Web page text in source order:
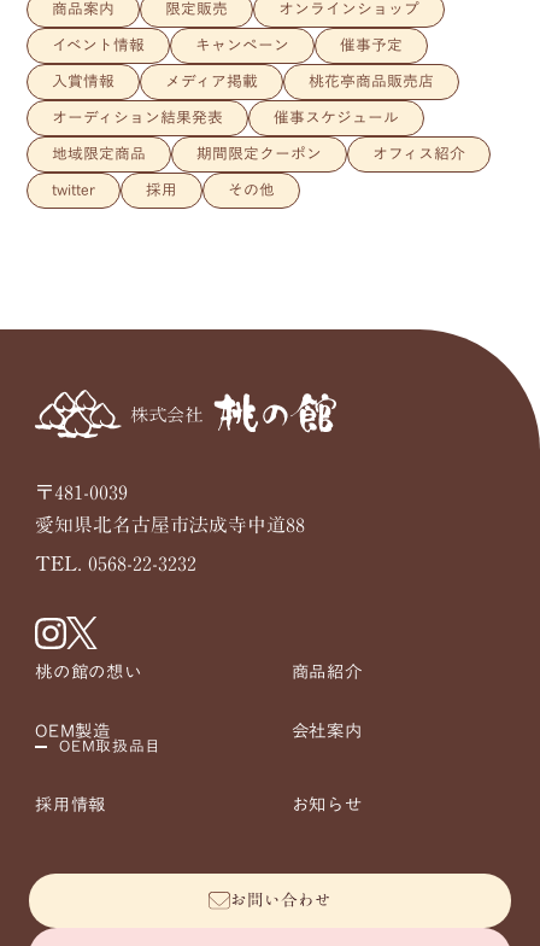
商品案内 限定販売 オンラインショップ
イベント情報 キャンペーン 催事予定
入賞情報 メディア掲載 桃花亭商品販売店
オーディション結果発表 催事スケジュール
地域限定商品 期間限定クーポン オフィス紹介
twitter 採用 その他
〒481-0039
愛知県北名古屋市法成寺中道88
TEL. 0568-22-3232
桃の館の想い 商品紹介
OEM製造
OEM取扱品目
会社案内
採用情報 お知らせ
お問い合わせ